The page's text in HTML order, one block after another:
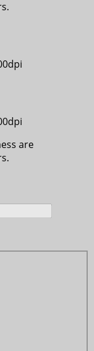
are